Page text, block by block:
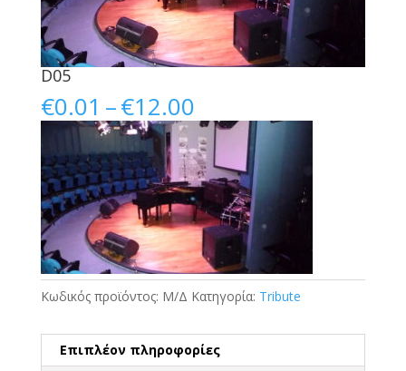
D05
€0.01 –€12.00Price
range:
€0.01
through
€12.00
Κωδικός προϊόντος: Μ/Δ Κατηγορία: Tribute
Επιπλέον πληροφορίες